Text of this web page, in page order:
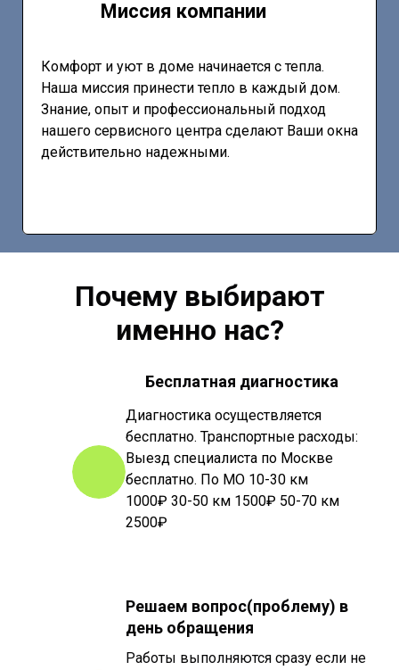
Миссия компании
Комфорт и уют в доме начинается с тепла.
Наша миссия принести тепло в каждый дом.
Знание, опыт и профессиональный подход
нашего сервисного центра сделают Ваши окна
действительно надежными.
Почему выбирают
именно нас?
Бесплатная диагностика
Диагностика осуществляется
бесплатно. Транспортные расходы:
Выезд специалиста по Москве
бесплатно. По МО 10-30 км
1000₽ 30-50 км 1500₽ 50-70 км
2500₽
Решаем вопрос(проблему) в
день обращения
Работы выполняются сразу если не